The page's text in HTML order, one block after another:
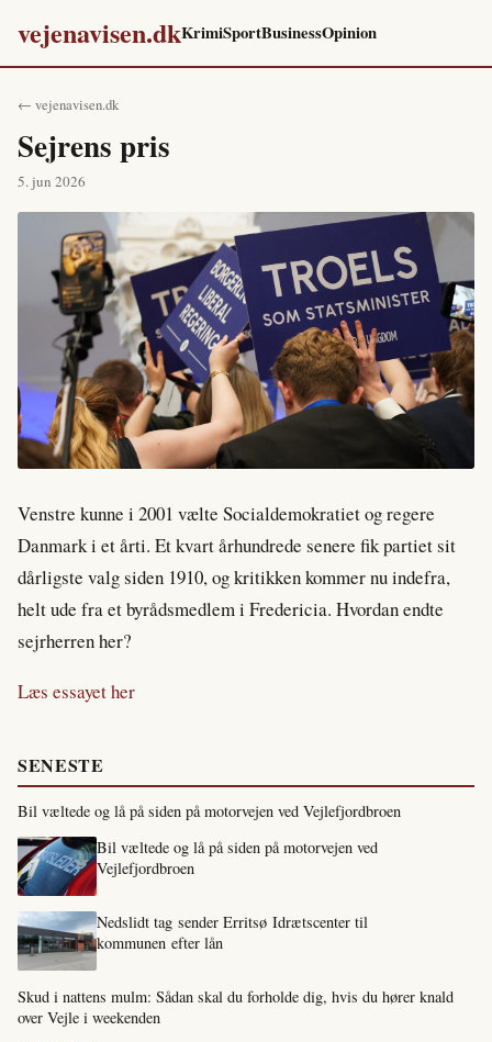
vejenavisen.dkKrimiSportBusinessOpinion
← vejenavisen.dk
Sejrens pris
5. jun 2026
Venstre kunne i 2001 vælte Socialdemokratiet og regere
Danmark i et årti. Et kvart århundrede senere fik partiet sit
dårligste valg siden 1910, og kritikken kommer nu indefra,
helt ude fra et byrådsmedlem i Fredericia. Hvordan endte
sejrherren her?
Læs essayet her
SENESTE
Bil væltede og lå på siden på motorvejen ved Vejlefjordbroen
Bil væltede og lå på siden på motorvejen ved
Vejlefjordbroen
Nedslidt tag sender Erritsø Idrætscenter til
kommunen efter lån
Skud i nattens mulm: Sådan skal du forholde dig, hvis du hører knald
over Vejle i weekenden